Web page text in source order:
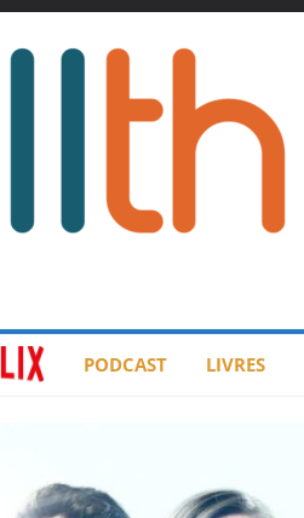
PODCAST LIVRES